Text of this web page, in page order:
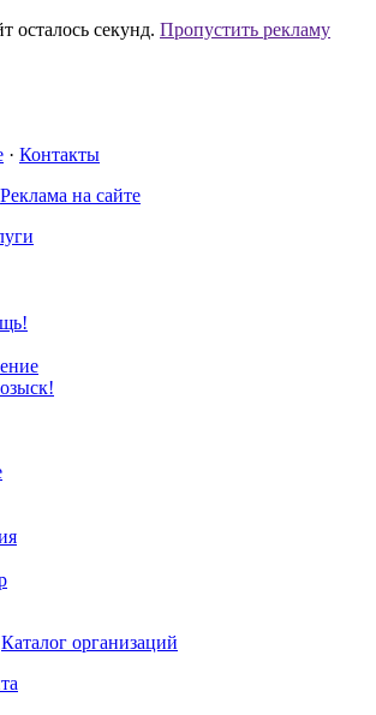
осталось секунд. Пропустить рекламу
· Контакты
Реклама на сайте
Каталог организаций